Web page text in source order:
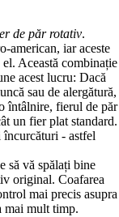
de păr rotativ.
american, iar aceste
Această combinație
acest lucru: Dacă
sau de alergătură,
întâlnire, fierul de păr
un fier plat standard.
încurcături - astfel
să vă spălați bine
original. Coafarea
mai precis asupra
mai mult timp.